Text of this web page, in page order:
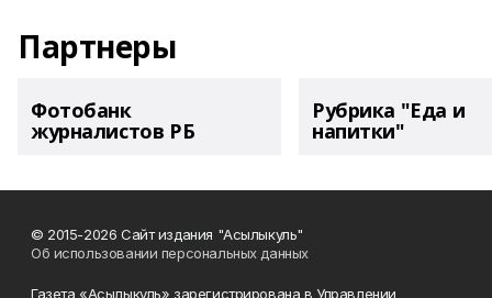
Партнеры
Фотобанк
журналистов РБ
Рубрика "Еда и
напитки"
© 2015-2026 Сайт издания "Асылыкуль"
Об использовании персональных данных
Газета «Асылыкуль» зарегистрирована в Управлении